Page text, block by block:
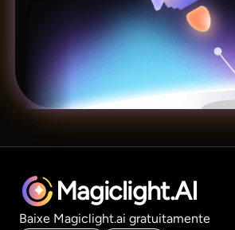
Magiclight.AI
Baixe Magiclight.ai gratuitamente